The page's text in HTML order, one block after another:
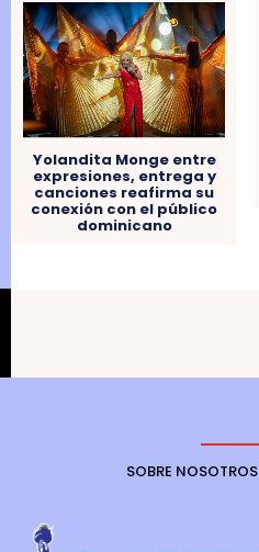
Yolandita Monge entre
expresiones, entrega y
canciones reafirma su
conexión con el público
dominicano
SOBRE NOSOTROS